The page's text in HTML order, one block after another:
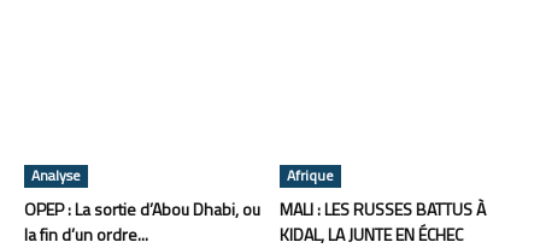
Analyse
OPEP : La sortie d’Abou Dhabi, ou
la fin d’un ordre...
Afrique
MALI : LES RUSSES BATTUS À
KIDAL, LA JUNTE EN ÉCHEC